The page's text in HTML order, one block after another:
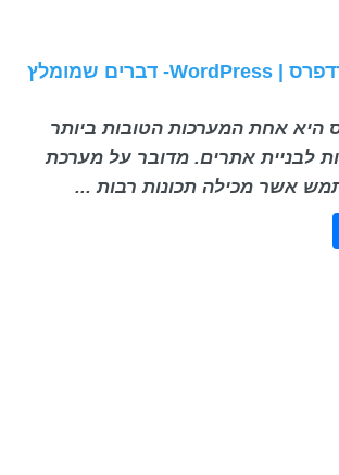
בניית אתרי וורדפרס | WordPress- דברים שמומלץ
היא אחת המערכות הטובות ביותר
לבניית אתרים. מדובר על מערכת
אשר מכילה תכונות רבות ...